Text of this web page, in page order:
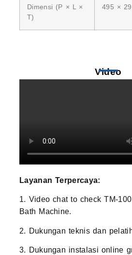
Dimensi (P × L ×
T)
495 ×
Video
Layanan Terpercaya:
1. Video chat to check TM-
Bath Machine.
2. Dukungan teknis dan
3. Dukungan instalasi online